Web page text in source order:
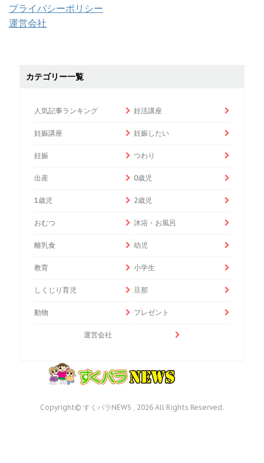
プライバシーポリシー
運営会社
カテゴリー一覧
人気記事ランキング 妊活講座
妊娠講座 妊娠したい
妊娠 つわり
出産 0歳児
1歳児 2歳児
おむつ 沐浴・お風呂
離乳食 幼児
教育 小学生
しくじり育児 旦那
動物 プレゼント
運営会社
Copyright© すくパラNEWS , 2026 All Rights Reserved.